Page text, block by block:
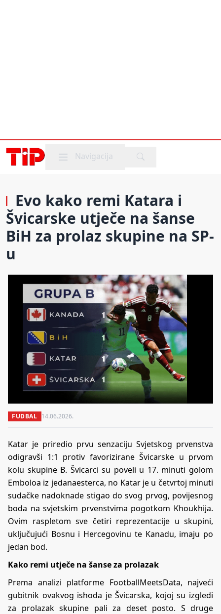
Mobile menu
Navigacija
Evo kako remi Katara i
Švicarske utječe na šanse
BiH za prolaz skupine na SP-
u
FUDBAL 14.06.2026.
Katar je priredio prvu senzaciju Svjetskog prvenstva
odigravši 1:1 protiv favorizirane Švicarske u prvom
kolu skupine B. Švicarci su poveli u 17. minuti golom
Emboloa iz jedanaesterca, no Katar je u četvrtoj minuti
sudačke nadoknade stigao do svog prvog, povijesnog
boda na svjetskim prvenstvima pogotkom Khoukhija.
Ovim raspletom sve četiri reprezentacije u skupini,
uključujući Bosnu i Hercegovinu te Kanadu, imaju po
jedan bod.
Kako remi utječe na šanse za prolazak
Prema analizi platforme FootballMeetsData, najveći
gubitnik ovakvog ishoda je Švicarska, kojoj su izgledi
za prolazak skupine pali za deset posto. S druge